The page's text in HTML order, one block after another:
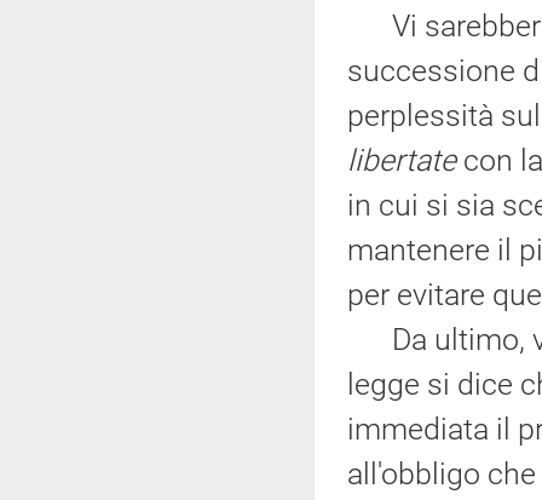
Vi
successione
perplessità
libertatecon
in cui si sia
mantenere il
per evitare
Da ultimo,
legge si dice
immediata il
all'obbligo